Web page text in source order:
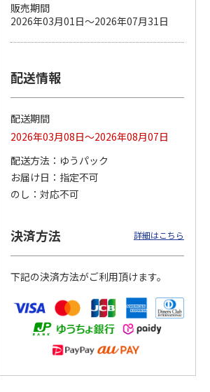
ペット線香 虹のか
なた フルーティフ
ローラルの香り
590円
(送料別・税込) (送料別・税込)
販売期間
2026年03月01日～2026年07月31日
配送情報
配送期間
2026年03月08日～2026年08月07日
配送方法
ゆうパック
お届け日
指定不可
のし
対応不可
決済方法 詳細はこちら
下記の決済方法がご利用頂けます。